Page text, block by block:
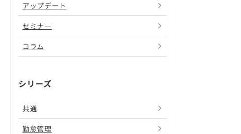
アップデート
セミナー
コラム
シリーズ
共通
勤怠管理